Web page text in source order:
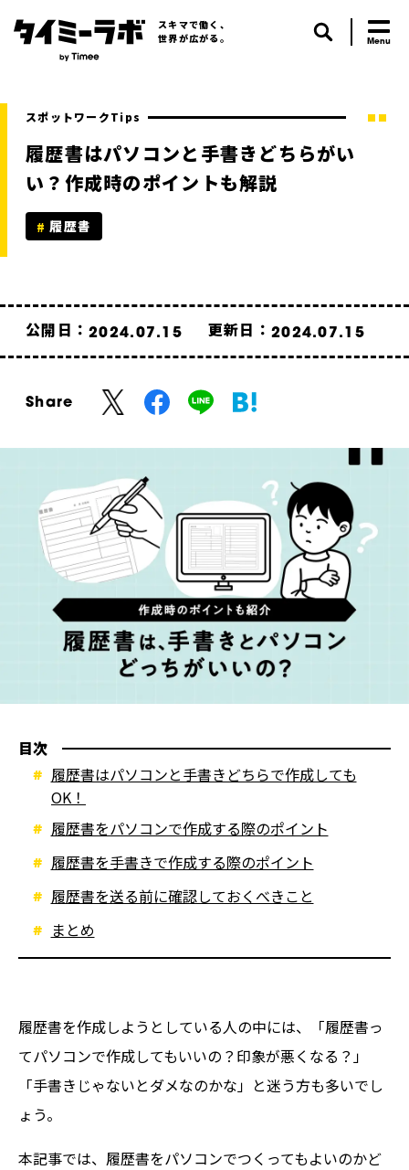
スキマで働く、
世界が広がる。
スポットワークTips
履歴書はパソコンと手書きどちらがい
い？作成時のポイントも解説
履歴書
公開日：2024.07.15 更新日：2024.07.15
Share
目次
履歴書はパソコンと手書きどちらで作成しても
OK！
履歴書をパソコンで作成する際のポイント
履歴書を手書きで作成する際のポイント
履歴書を送る前に確認しておくべきこと
まとめ
履歴書を作成しようとしている人の中には、「履歴書っ
てパソコンで作成してもいいの？印象が悪くなる？」
「手書きじゃないとダメなのかな」と迷う方も多いでし
ょう。
本記事では、履歴書をパソコンでつくってもよいのかど